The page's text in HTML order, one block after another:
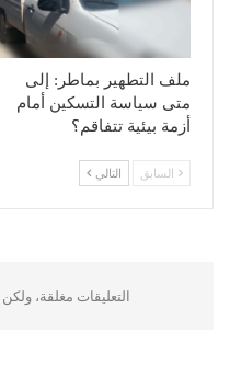
ملف التطهير بماطر: إلى
متى سياسة التسكين أمام
أزمة بيئية تتفاقم؟
السابق التالي
التعليقات مغلقة، ولكن